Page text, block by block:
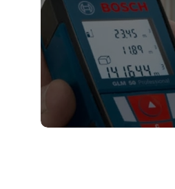
Оставьте заявку